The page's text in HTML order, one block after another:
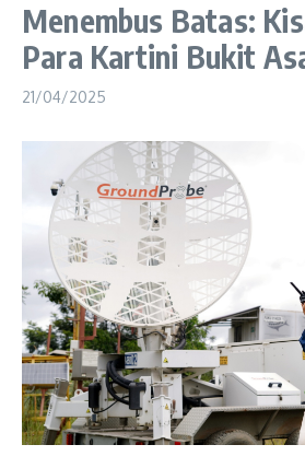
Menembus Batas:
Para Kartini Bukit
21/04/2025